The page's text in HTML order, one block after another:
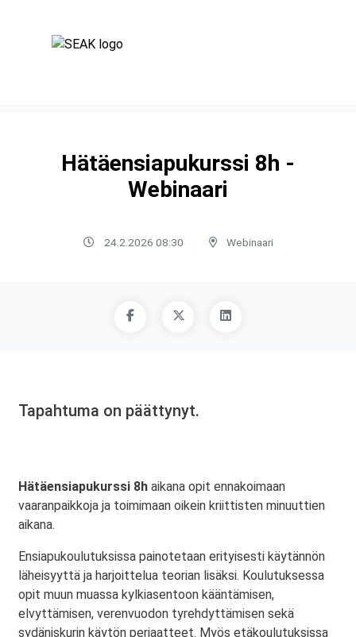
Hätäensiapukurssi 8h -
Webinaari
24.2.2026 08:30 Webinaari
Tapahtuma on päättynyt.
Hätäensiapukurssi 8h aikana opit ennakoimaan
vaaranpaikkoja ja toimimaan oikein kriittisten minuuttien
aikana.
Ensiapukoulutuksissa painotetaan erityisesti käytännön
läheisyyttä ja harjoittelua teorian lisäksi. Koulutuksessa
opit muun muassa kylkiasentoon kääntämisen,
elvyttämisen, verenvuodon tyrehdyttämisen sekä
sydäniskurin käytön periaatteet. Myös etäkoulutuksissa